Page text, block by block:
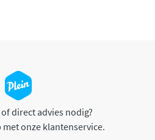
direct advies nodig?
met onze klantenservice.